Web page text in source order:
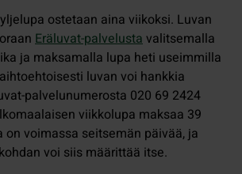
ostetaan aina viikoksi. Luvan
Eräluvat-palvelustavalitsemalla
ja maksamalla lupa heti useimmilla
luvan voi hankkia
palvelunumerosta 020 69 2424
viikkolupa maksaa 39
on voimassa seitsemän päivää, ja
voi siis määrittää itse.